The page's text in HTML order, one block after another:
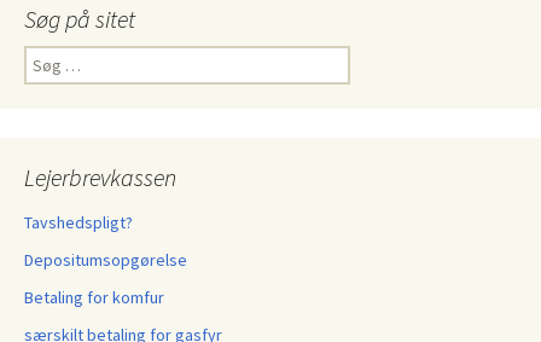
Søg på sitet
Søg
efter:
Lejerbrevkassen
Tavshedspligt?
Depositumsopgørelse
Betaling for komfur
særskilt betaling for gasfyr